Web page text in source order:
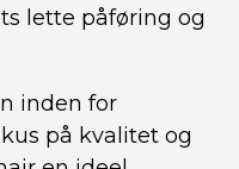
lette påføring og
inden for
på kvalitet og